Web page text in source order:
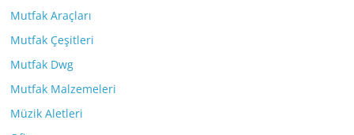
Mutfak Araçları
Mutfak Çeşitleri
Mutfak Dwg
Mutfak Malzemeleri
Müzik Aletleri